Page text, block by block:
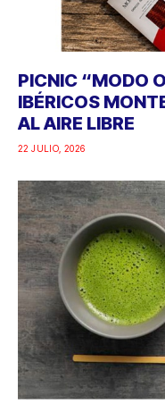
PICNIC “MODO
IBÉRICOS
AL AIRE LIBRE
22 JULIO, 2026